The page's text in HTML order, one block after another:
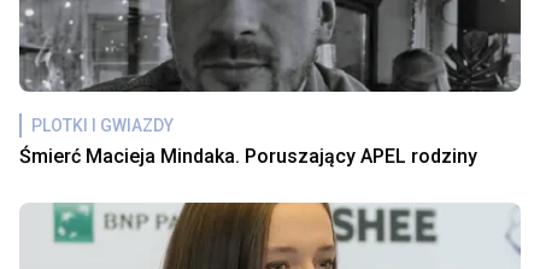
PLOTKI I GWIAZDY
Śmierć Macieja Mindaka. Poruszający APEL rodziny